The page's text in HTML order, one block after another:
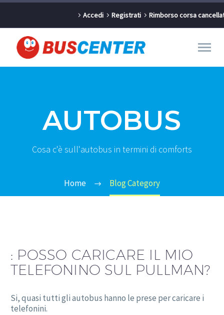
Accedi Registrati Rimborso corsa
AUTOBUS
Cosa c'è sull'autobus in termini di comforts
Home Blog Category
: POSSO CARICARE IL MIO
TELEFONINO SUL PULLMAN?
Si, quasi tutti gli autobus hanno le prese per caricare i
telefonini.